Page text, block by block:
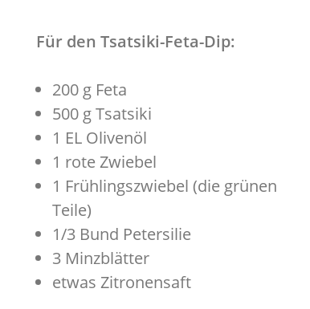
Für den Tsatsiki-Feta-Dip:
200 g Feta
500 g Tsatsiki
1 EL Olivenöl
1 rote Zwiebel
1 Frühlingszwiebel (die grünen
Teile)
1/3 Bund Petersilie
3 Minzblätter
etwas Zitronensaft